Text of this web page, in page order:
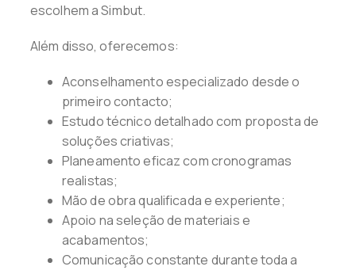
escolhem a Simbut.
Além disso, oferecemos:
Aconselhamento especializado desde o
primeiro contacto;
Estudo técnico detalhado com proposta de
soluções criativas;
Planeamento eficaz com cronogramas
realistas;
Mão de obra qualificada e experiente;
Apoio na seleção de materiais e
acabamentos;
Comunicação constante durante toda a